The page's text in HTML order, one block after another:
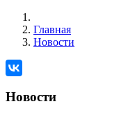
Главная
Новости
Новости